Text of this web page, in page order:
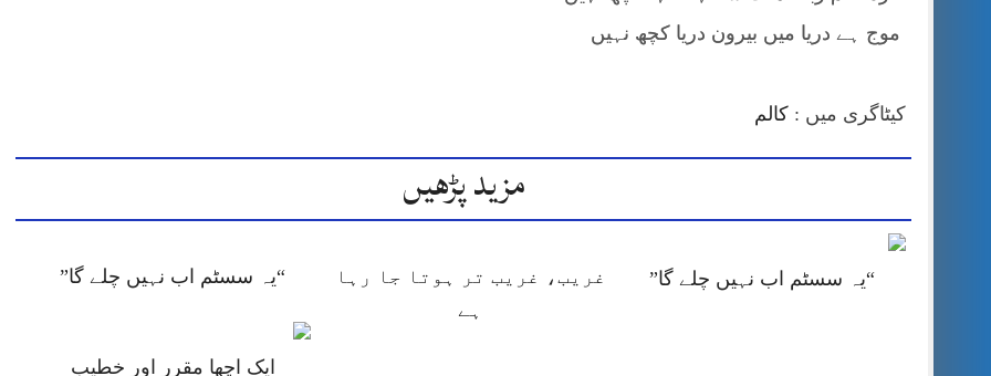
موج ہے دریا میں بیرون دریا کچھ نہیں
کیٹاگری میں : کالم
مزید پڑھیں
“یہ سسٹم اب نہیں چلے گا”
غریب، غریب تر ہوتا جا رہا
ہے
“یہ سسٹم اب نہیں چلے گا”
ایک اچھا مقرر اور خطیب